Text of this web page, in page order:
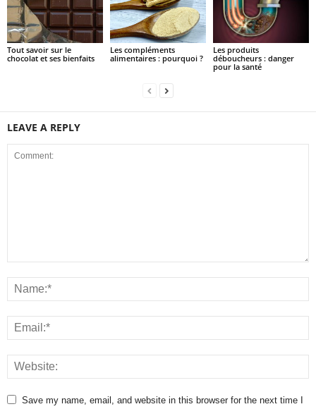
Tout savoir sur le
chocolat et ses bienfaits
Les compléments
alimentaires : pourquoi ?
Les produits
déboucheurs : danger
pour la santé
LEAVE A REPLY
Save my name, email, and website in this browser for the next time I